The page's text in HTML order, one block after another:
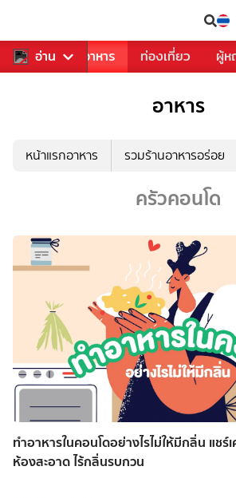
อ่าน
การเพลง อาหาร ท่องเที่ยว ผู้
อาหาร
หน้าแรกอาหาร รวมร้านอาหารอร่อย
ครัวคอนโด
ทำอาหารในคอนโดอย่างไรไม่ให้มีกลิ่น แช
ห้องสะอาด ไร้กลิ่นรบกวน